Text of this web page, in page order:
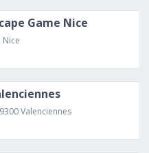
Game Nice
Valenciennes